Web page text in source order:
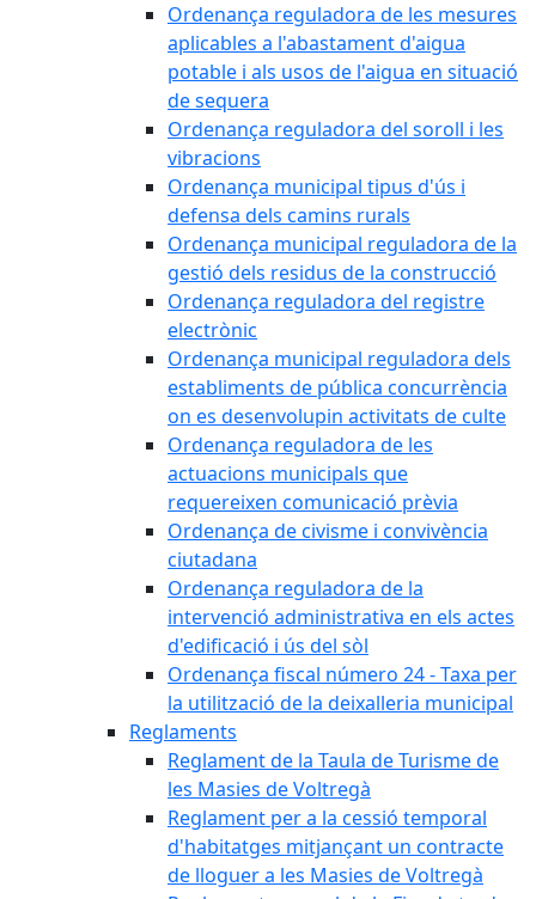
Ordenança reguladora de les mesures
aplicables a l'abastament d'aigua
potable i als usos de l'aigua en situació
de sequera
Ordenança reguladora del soroll i les
vibracions
Ordenança municipal tipus d'ús i
defensa dels camins rurals
Ordenança municipal reguladora de la
gestió dels residus de la construcció
Ordenança reguladora del registre
electrònic
Ordenança municipal reguladora dels
establiments de pública concurrència
on es desenvolupin activitats de culte
Ordenança reguladora de les
actuacions municipals que
requereixen comunicació prèvia
Ordenança de civisme i convivència
ciutadana
Ordenança reguladora de la
intervenció administrativa en els actes
d'edificació i ús del sòl
Ordenança fiscal número 24 - Taxa per
la utilització de la deixalleria municipal
Reglaments
Reglament de la Taula de Turisme de
les Masies de Voltregà
Reglament per a la cessió temporal
d'habitatges mitjançant un contracte
de lloguer a les Masies de Voltregà